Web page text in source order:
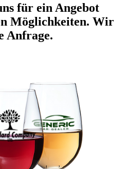
für ein Angebot
Möglichkeiten. Wir
Anfrage.